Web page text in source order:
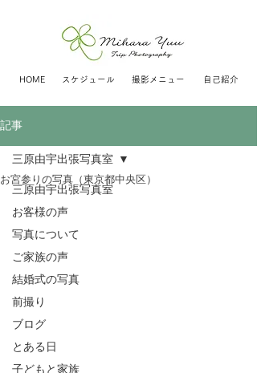
HOME スケジュール 撮影メニュー 自己紹介
記事
三原由宇出張写真室
お客様の声
写真について
ご家族の声
結婚式の写真
前撮り
ブログ
とある日
子どもと家族
三原由宇出張写真室
お宮参りの写真（東京都中央区）